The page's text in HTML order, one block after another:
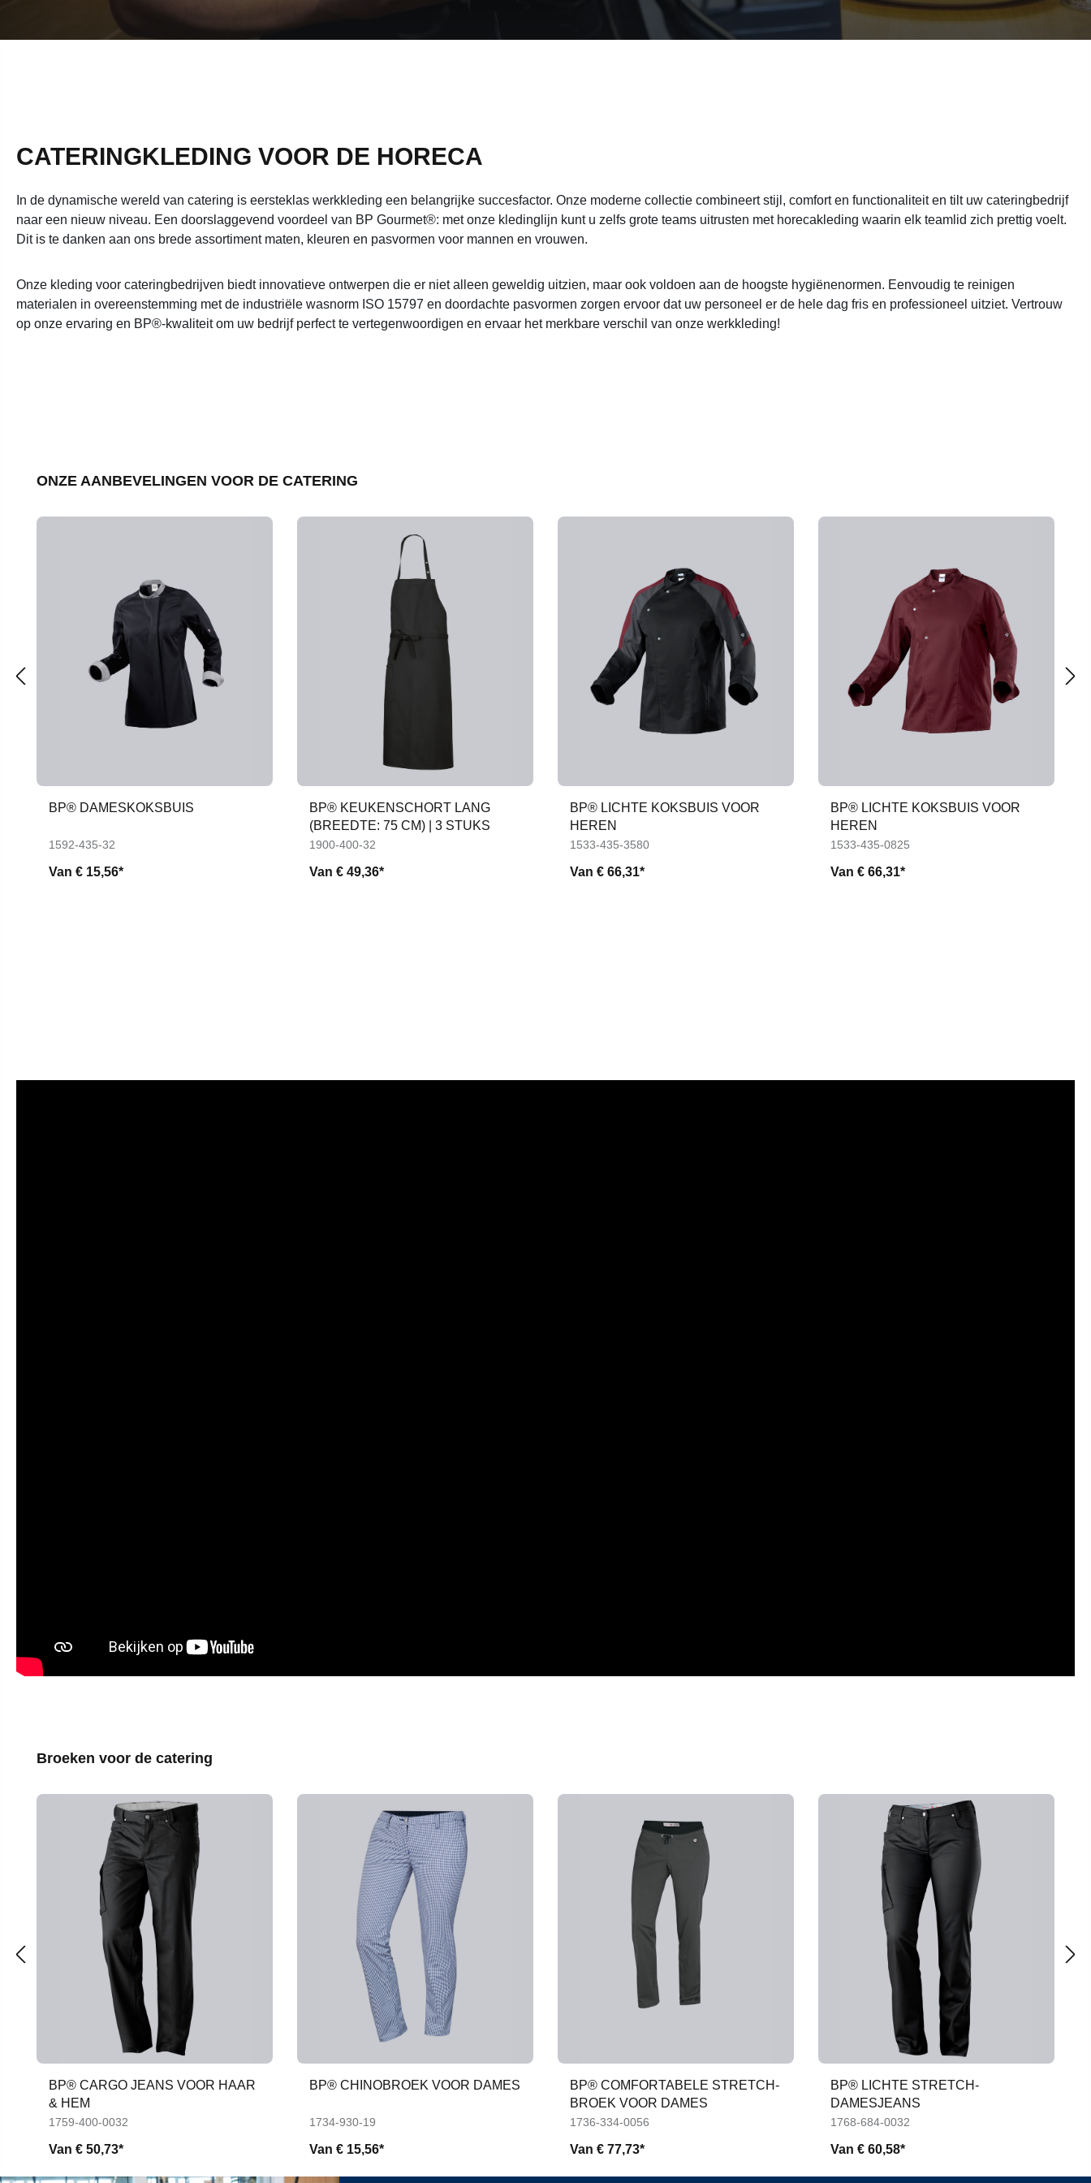
CATERINGKLEDING VOOR DE HORECA
In de dynamische wereld van catering is eersteklas werkkleding een belangrijke succesfactor. Onze moderne collectie combineert stijl, comfort en functionaliteit en tilt uw cateringbedrijf
naar een nieuw niveau. Een doorslaggevend voordeel van BP Gourmet®: met onze kledinglijn kunt u zelfs grote teams uitrusten met horecakleding waarin elk teamlid zich prettig voelt.
Dit is te danken aan ons brede assortiment maten, kleuren en pasvormen voor mannen en vrouwen.
Onze kleding voor cateringbedrijven biedt innovatieve ontwerpen die er niet alleen geweldig uitzien, maar ook voldoen aan de hoogste hygiënenormen. Eenvoudig te reinigen
materialen in overeenstemming met de industriële wasnorm ISO 15797 en doordachte pasvormen zorgen ervoor dat uw personeel er de hele dag fris en professioneel uitziet. Vertrouw
op onze ervaring en BP®-kwaliteit om uw bedrijf perfect te vertegenwoordigen en ervaar het merkbare verschil van onze werkkleding!
Productgalerij overslaan
ONZE AANBEVELINGEN VOOR DE CATERING
BP® DAMESKOKSBUIS
1592-435-32
Van € 15,56*
BP® KEUKENSCHORT LANG
(BREEDTE: 75 CM) | 3 STUKS
1900-400-32
Van € 49,36*
BP® LICHTE KOKSBUIS VOOR
HEREN
1533-435-3580
Van € 66,31*
BP® LICHTE KOKSBUIS VOOR
HEREN
1533-435-0825
Van € 66,31*
Productgalerij overslaan
Broeken voor de catering
BP® CARGO JEANS VOOR HAAR
& HEM
1759-400-0032
Van € 50,73*
BP® CHINOBROEK VOOR DAMES
1734-930-19
Van € 15,56*
BP® COMFORTABELE STRETCH-
BROEK VOOR DAMES
1736-334-0056
Van € 77,73*
BP® LICHTE STRETCH-
DAMESJEANS
1768-684-0032
Van € 60,58*